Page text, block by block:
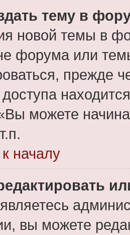
тему в
новой темы в
форума или
прежде
можете
началу
вы можете